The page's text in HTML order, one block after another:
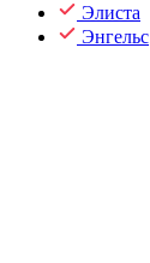
Элиста
Энгельс